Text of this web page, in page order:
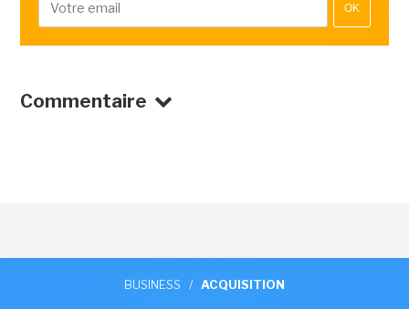
OK
Commentaire
BUSINESS / ACQUISITION